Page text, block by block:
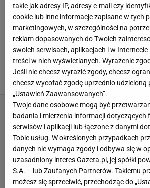
RPA 2010. Dojrzała
Michał Szadkowski,
MŚ 2010. Trzy zwycięstwa
porażki Kamerunu
kd,24 CZERWCA 2010, 22:20
takie jak adresy IP, adresy e-mail czy
cookie lub inne informacje zapisane w tych
marketingowych, w szczególności na
reklam dopasowanych do Twoich
swoich serwisach, aplikacjach i w Internecie
treści w nich wyświetlanych. Wyrażenie
Jeśli nie chcesz wyrazić zgody, chcesz
chcesz wycofać zgodę uprzednio udzieloną
„Ustawień Zaawansowanych”.
Twoje dane osobowe mogą być
badania i mierzenia informacji dotyczących
serwisów i aplikacji lub łączone z danymi
Tobie usług. W określonych przypadkach
danych nie wymaga zgody i odbywa się w
uzasadniony interes Gazeta.pl, jej spółki
S.A. – lub Zaufanych Partnerów. Takiemu
możesz się sprzeciwić, przechodząc do